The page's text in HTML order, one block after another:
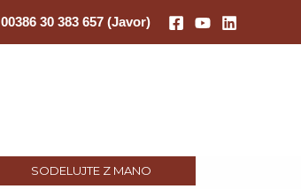
00386 30 383 657 (Javor)
SODELUJTE Z MANO